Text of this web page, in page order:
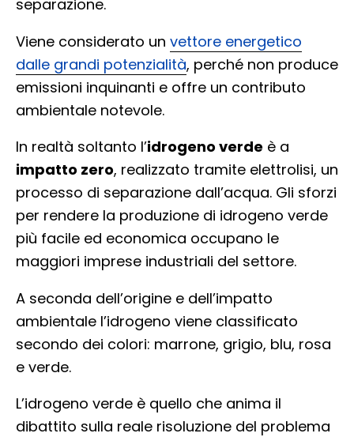
separazione.
Viene considerato un vettore energetico
dalle grandi potenzialità, perché non produce
emissioni inquinanti e offre un contributo
ambientale notevole.
In realtà soltanto l’idrogeno verde è a
impatto zero, realizzato tramite elettrolisi, un
processo di separazione dall’acqua. Gli sforzi
per rendere la produzione di idrogeno verde
più facile ed economica occupano le
maggiori imprese industriali del settore.
A seconda dell’origine e dell’impatto
ambientale l’idrogeno viene classificato
secondo dei colori: marrone, grigio, blu, rosa
e verde.
L’idrogeno verde è quello che anima il
dibattito sulla reale risoluzione del problema